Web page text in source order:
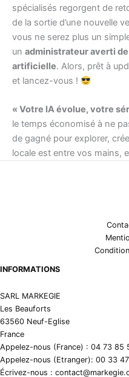
spécialisés regorgent de
de la sortie d’une nouvelle
vous ne serez plus un
un administrateur averti
artificielle. Alors, prêt à
et lancez-vous !
« Votre IA évolue, votre
le temps économisé à ne
de gagné pour explorer,
locale est entre vos mains,
INFORMATIONS
SARL MARKEGIE
Les Beauforts
63560 Neuf-Eglise
France
Appelez-nous (France) : 04 73 85
Appelez-nous (Etranger): 00 33
Écrivez-nous :